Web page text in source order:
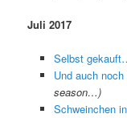
Juli 2017
Selbst
Und auch
season…)
Schweinchen